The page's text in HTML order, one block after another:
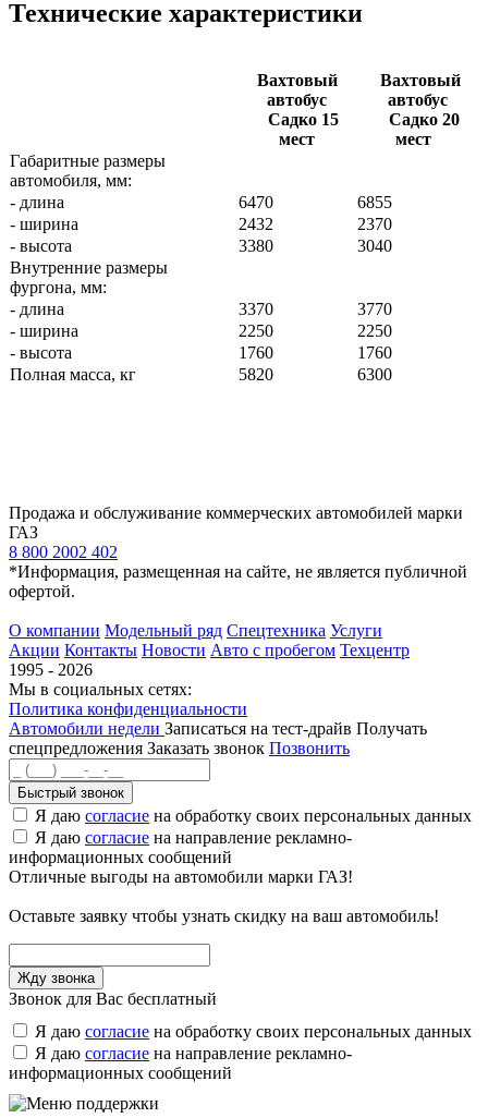
Технические характеристики
Вахтовый
автобус
Садко 15
мест
Вахтовый
автобус
Садко 20
мест
Габаритные размеры
автомобиля, мм:
- длина
6470
6855
- ширина
2432
2370
- высота
3380
3040
Внутренние размеры
фургона, мм:
- длина
3370
3770
- ширина
2250
2250
- высота
1760
1760
Полная масса, кг
5820 6300
Продажа и обслуживание коммерческих автомобилей марки
ГАЗ
8 800 2002 402
*Информация, размещенная на сайте, не является публичной
офертой.
О компании Модельный ряд Спецтехника Услуги
Акции Контакты Новости Авто с пробегом Техцентр
1995 - 2026
Мы в социальных сетях:
Политика конфиденциальности
Автомобили недели Записаться на тест-драйв Получать
спецпредложения Заказать звонок Позвонить
Быстрый звонок
Я даю согласие на обработку своих персональных данных
Я даю согласие на направление рекламно-
информационных сообщений
Отличные выгоды на автомобили марки ГАЗ!
Оставьте заявку чтобы узнать скидку на ваш автомобиль!
Звонок для Вас бесплатный
Я даю согласие на обработку своих персональных данных
Я даю согласие на направление рекламно-
информационных сообщений